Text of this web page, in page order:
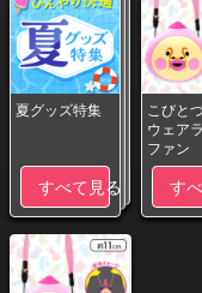
夏グッズ特集
すべて見る
こびと
ウェア
ファン
す